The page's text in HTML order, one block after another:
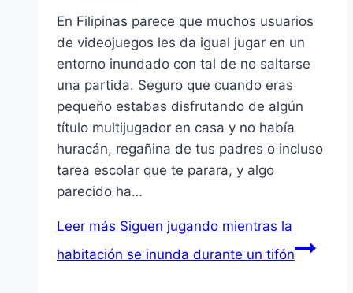
En Filipinas parece que muchos usuarios
de videojuegos les da igual jugar en un
entorno inundado con tal de no saltarse
una partida. Seguro que cuando eras
pequeño estabas disfrutando de algún
título multijugador en casa y no había
huracán, regañina de tus padres o incluso
tarea escolar que te parara, y algo
parecido ha…
Leer más Siguen jugando mientras la
habitación se inunda durante un tifón